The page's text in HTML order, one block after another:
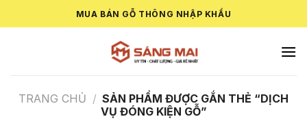
to
MUA BÁN GỖ THÔNG NHẬP KHẨU
TRANG CHỦ / SẢN PHẨM ĐƯỢC GẮN THẺ “DỊCH
VỤ ĐÓNG KIỆN GỖ”